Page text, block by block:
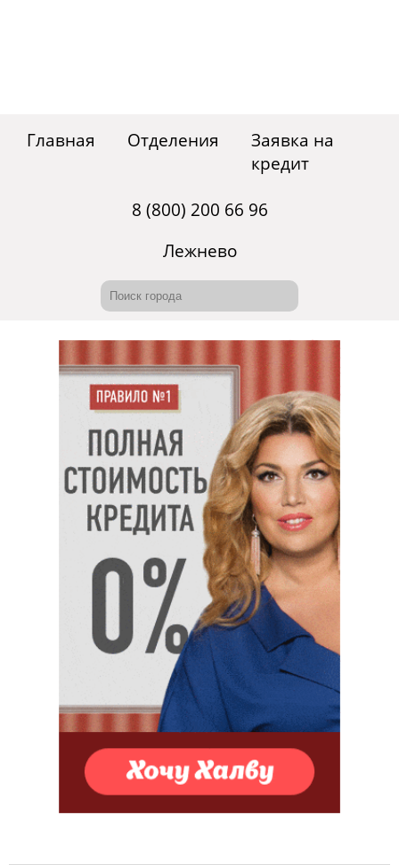
Главная Отделения
Заявка на
кредит
8 (800) 200 66 96
Лежнево